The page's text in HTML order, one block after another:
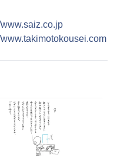
www.saiz.co.jp
www.takimotokousei.com